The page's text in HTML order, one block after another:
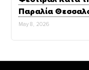
Παραλία
May 8, 2026